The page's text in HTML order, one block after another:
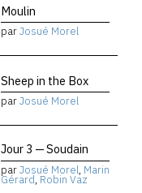
Moulin
parJosué Morel
Sheep in the Box
parJosué Morel
Jour 3 — Soudain
parJosué Morel, Marin
Gérard, Robin Vaz